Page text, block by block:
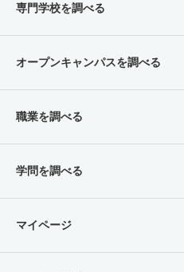
専門学校を調べる
オープンキャンパスを調べる
職業を調べる
学問を調べる
マイページ